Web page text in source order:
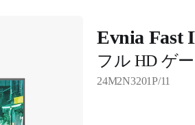
索
Evnia Fast
フル HD ゲ
24M2N3201P/11